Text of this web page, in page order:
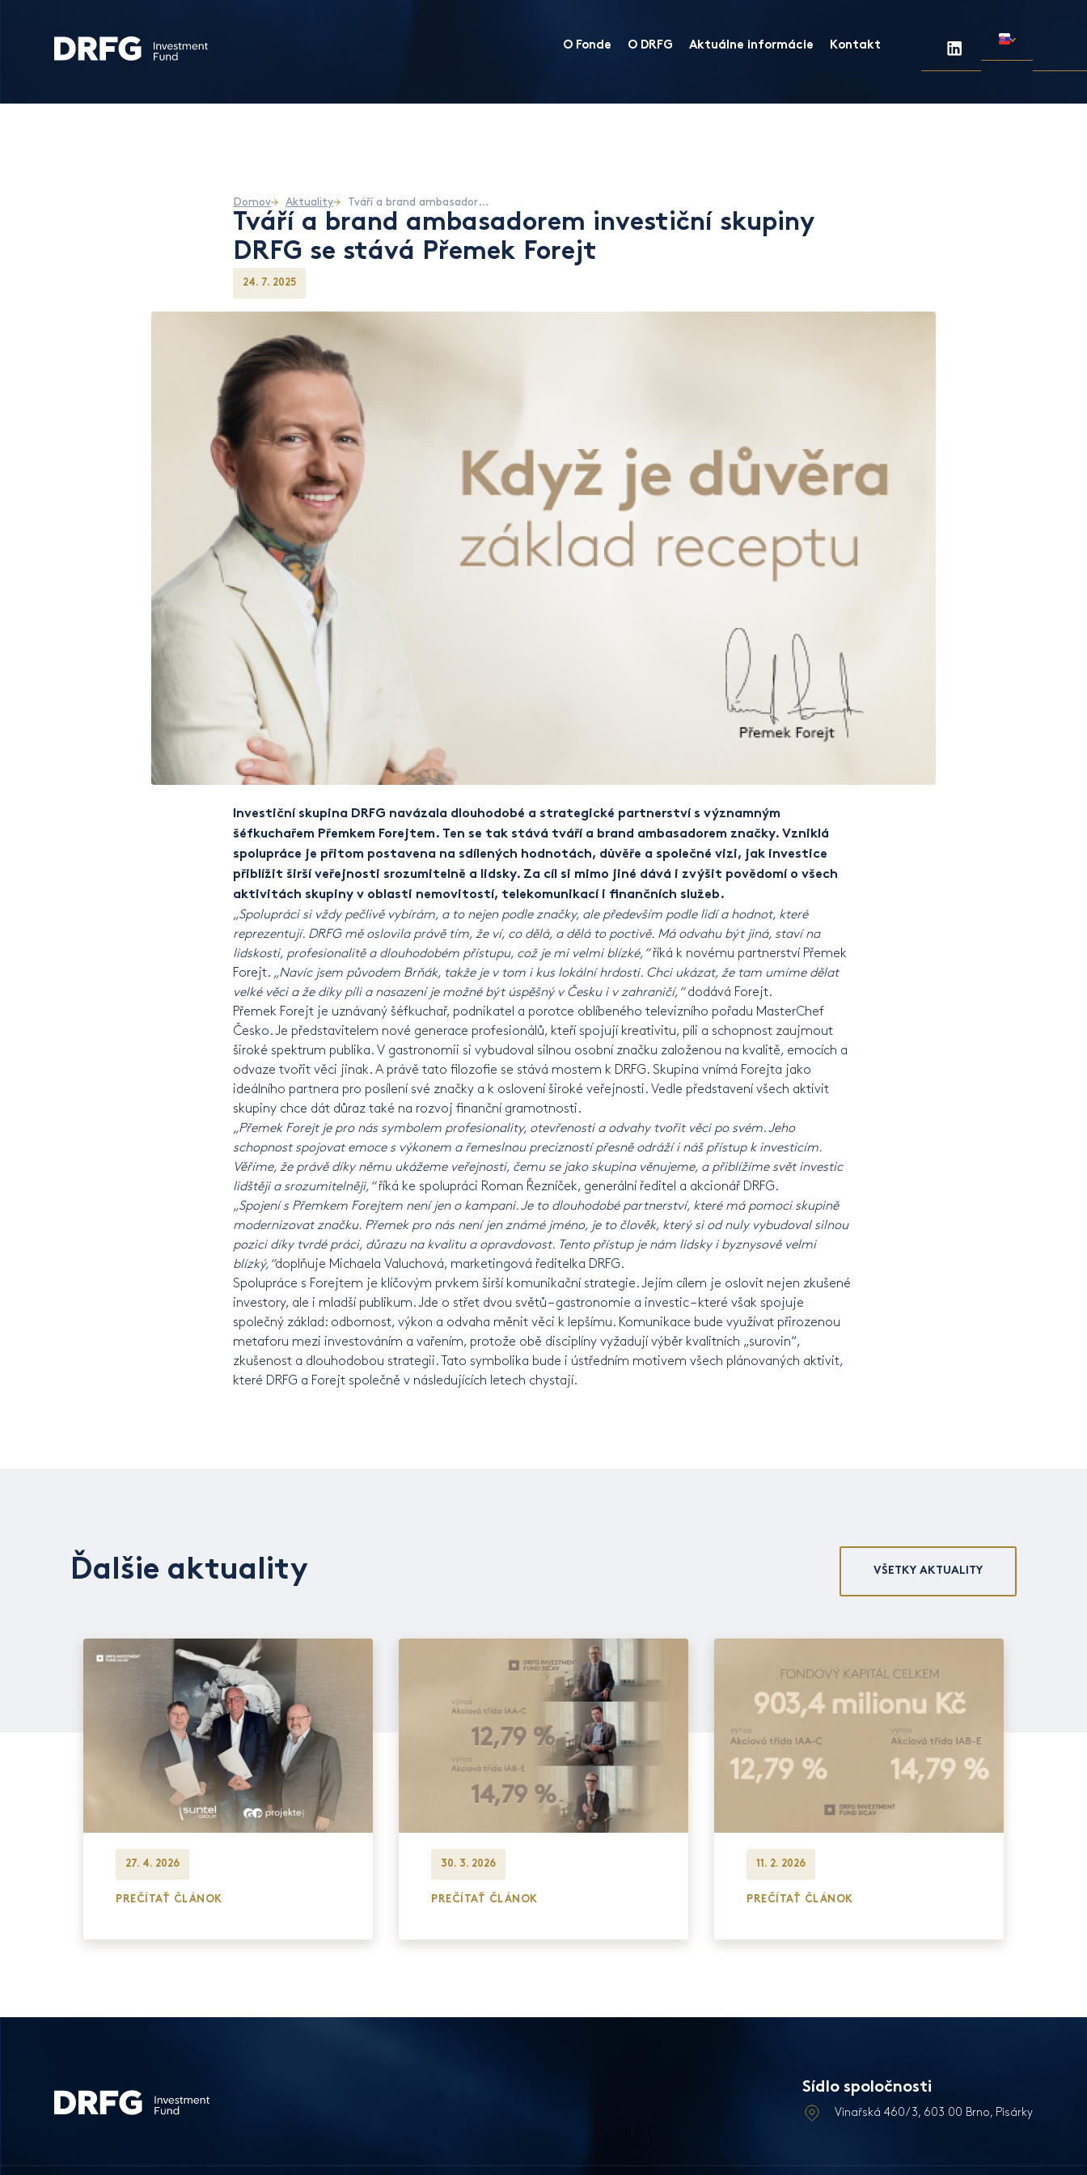
O Fonde O DRFG Aktuálne informácie Kontakt
Domov Aktuality Tváří a brand ambasadorem investiční skupiny DRFG se stává Přemek Forejt
Tváří a brand ambasadorem investiční skupiny
DRFG se stává Přemek Forejt
24. 7. 2025
Investiční skupina DRFG navázala dlouhodobé a strategické partnerství s významným
šéfkuchařem Přemkem Forejtem. Ten se tak stává tváří a brand ambasadorem značky. Vzniklá
spolupráce je přitom postavena na sdílených hodnotách, důvěře a společné vizi, jak investice
přiblížit širší veřejnosti srozumitelně a lidsky. Za cíl si mimo jiné dává i zvýšit povědomí o všech
aktivitách skupiny v oblasti nemovitostí, telekomunikací i finančních služeb.
„Spolupráci si vždy pečlivě vybírám, a to nejen podle značky, ale především podle lidí a hodnot, které
reprezentují. DRFG mě oslovila právě tím, že ví, co dělá, a dělá to poctivě. Má odvahu být jiná, staví na
lidskosti, profesionalitě a dlouhodobém přístupu, což je mi velmi blízké,“říká k novému partnerství Přemek
Forejt. „Navíc jsem původem Brňák, takže je v tom i kus lokální hrdosti. Chci ukázat, že tam umíme dělat
velké věci a že díky píli a nasazení je možné být úspěšný v Česku i v zahraničí,“dodává Forejt.
Přemek Forejt je uznávaný šéfkuchař, podnikatel a porotce oblíbeného televizního pořadu MasterChef
Česko. Je představitelem nové generace profesionálů, kteří spojují kreativitu, píli a schopnost zaujmout
široké spektrum publika. V gastronomii si vybudoval silnou osobní značku založenou na kvalitě, emocích a
odvaze tvořit věci jinak. A právě tato filozofie se stává mostem k DRFG. Skupina vnímá Forejta jako
ideálního partnera pro posílení své značky a k oslovení široké veřejnosti. Vedle představení všech aktivit
skupiny chce dát důraz také na rozvoj finanční gramotnosti.
„Přemek Forejt je pro nás symbolem profesionality, otevřenosti a odvahy tvořit věci po svém. Jeho
schopnost spojovat emoce s výkonem a řemeslnou precizností přesně odráží i náš přístup k investicím.
Věříme, že právě díky němu ukážeme veřejnosti, čemu se jako skupina věnujeme, a přiblížíme svět investic
lidštěji a srozumitelněji,“říká ke spolupráci Roman Řezníček, generální ředitel a akcionář DRFG.
„Spojení s Přemkem Forejtem není jen o kampani. Je to dlouhodobé partnerství, které má pomoci skupině
modernizovat značku. Přemek pro nás není jen známé jméno, je to člověk, který si od nuly vybudoval silnou
pozici díky tvrdé práci, důrazu na kvalitu a opravdovost. Tento přístup je nám lidsky i byznysově velmi
blízký,“doplňuje Michaela Valuchová, marketingová ředitelka DRFG.
Spolupráce s Forejtem je klíčovým prvkem širší komunikační strategie. Jejím cílem je oslovit nejen zkušené
investory, ale i mladší publikum. Jde o střet dvou světů – gastronomie a investic – které však spojuje
společný základ: odbornost, výkon a odvaha měnit věci k lepšímu. Komunikace bude využívat přirozenou
metaforu mezi investováním a vařením, protože obě disciplíny vyžadují výběr kvalitních „surovin“,
zkušenost a dlouhodobou strategii. Tato symbolika bude i ústředním motivem všech plánovaných aktivit,
které DRFG a Forejt společně v následujících letech chystají.
Ďalšie aktuality VŠETKY AKTUALITY
27. 4. 2026
PREČÍTAŤ ČLÁNOK
30. 3. 2026
PREČÍTAŤ ČLÁNOK
11. 2. 2026
PREČÍTAŤ ČLÁNOK
Sídlo spoločnosti
Vinařská 460/3, 603 00 Brno, Pisárky